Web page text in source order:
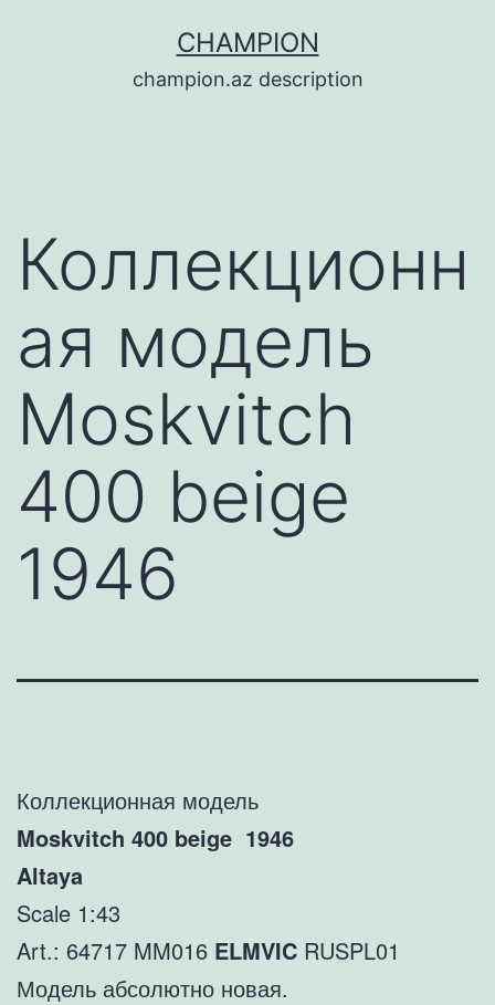
содержимому
CHAMPION
champion.az description
Коллекционн
ая модель
Moskvitch
400 beige
1946
Коллекционная модель
Moskvitch 400 beige 1946
Altaya
Scale 1:43
Art.: 64717 MM016 ELMVIC RUSPL01
Модель абсолютно новая.